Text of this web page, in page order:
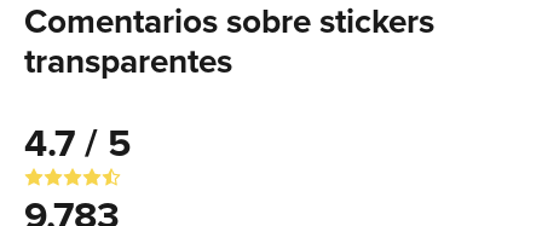
Comentarios sobre stickers
transparentes
4.7 / 5
9,783